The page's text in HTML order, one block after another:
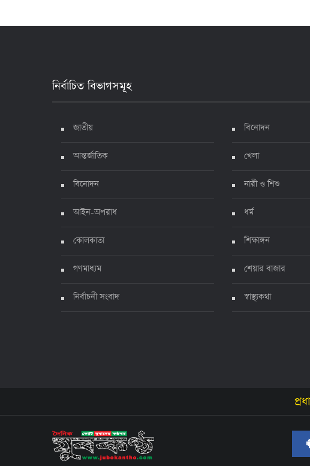
নির্বাচিত বিভাগসমূহ
জাতীয়
আন্তর্জাতিক
বিনোদন
আইন-অপরাধ
কোলকাতা
গণমাধ্যম
নির্বাচনী সংবাদ
বিনোদন
খেলা
নারী ও শিশু
ধর্ম
শিক্ষাঙ্গন
শেয়ার বাজার
স্বাস্থ্যকথা